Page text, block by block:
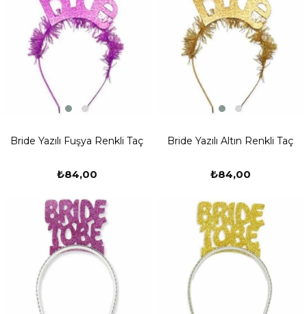
Bride Yazılı Fuşya Renkli Taç
₺84,00
Bride Yazılı Altın Renkli Taç
₺84,00